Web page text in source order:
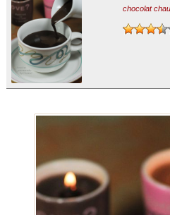
chocolat